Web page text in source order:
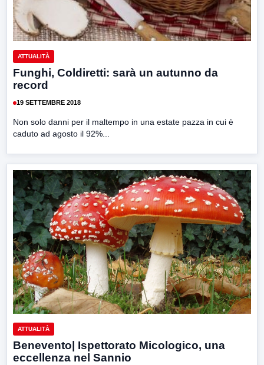
ATTUALITÀ
Funghi, Coldiretti: sarà un autunno da
record
19 SETTEMBRE 2018
Non solo danni per il maltempo in una estate pazza in cui è
caduto ad agosto il 92%...
ATTUALITÀ
Benevento| Ispettorato Micologico, una
eccellenza nel Sannio